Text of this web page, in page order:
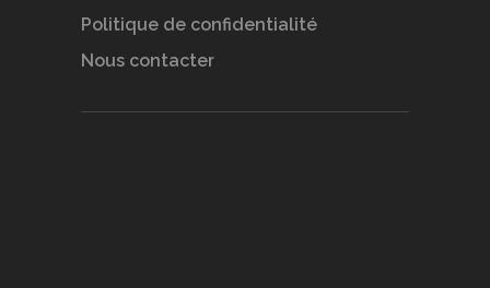
Politique de confidentialité
Nous contacter